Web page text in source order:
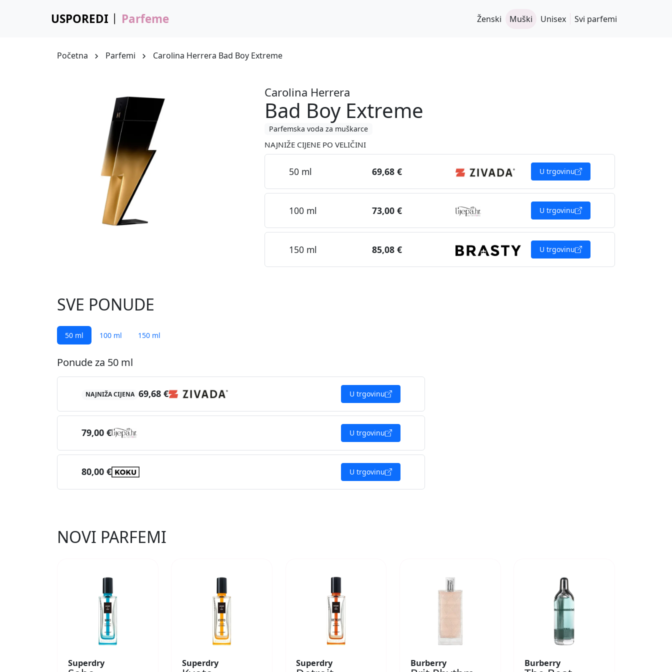
USPOREDI Parfeme Ženski Muški Unisex Svi parfemi
Početna Parfemi Carolina Herrera Bad Boy Extreme
Carolina Herrera
Bad Boy Extreme
Parfemska voda za muškarce
NAJNIŽE CIJENE PO VELIČINI
50 ml 69,68 € U trgovinu
100 ml 73,00 € U trgovinu
150 ml 85,08 € U trgovinu
SVE PONUDE
50 ml 100 ml 150 ml
Ponude za 50 ml
NAJNIŽA CIJENA 69,68 € U trgovinu
79,00 € U trgovinu
80,00 € U trgovinu
NOVI PARFEMI
Superdry Superdry Superdry Burberry Burberry